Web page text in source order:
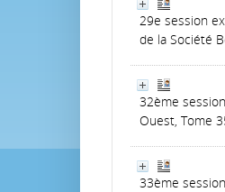
29e session
de la Société
32ème
Ouest, Tome
33ème